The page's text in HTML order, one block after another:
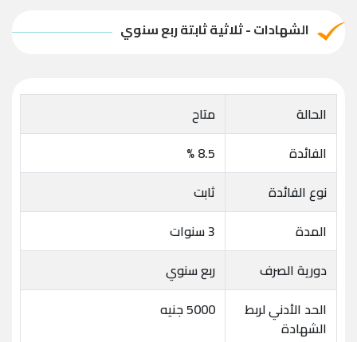
الشهادات - ثلاثية ثابتة ربع سنوي
الحالة
متاح
الفائدة
8.5 %
نوع الفائدة
ثابت
المدة
3 سنوات
دورية الصرف
ربع سنوي
الحد الأدني لربط
الشهادة
5000 جنيه